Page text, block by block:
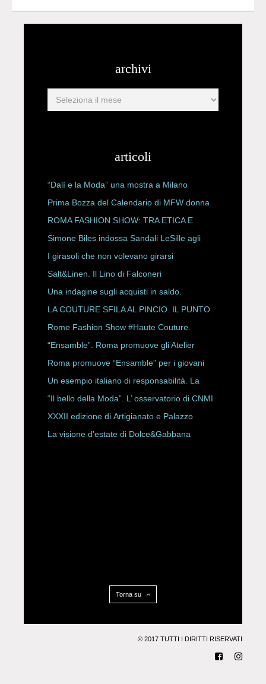
archivi
articoli
“Dalì e la Moda” una mostra a Milano
Prima Bozza del Calendario di MFW donna
P/E 2027
ROMA FASHION SHOW: TRA ETICA E
HAUTE COUTURE
Simone Biles indossa Sandali LeSille agli
ESPY Awards 2026
I girasoli che non volevano girarsi
Salt&Linen. Il Lino di Falconeri
Una indagine sugli acquisti in saldo.
LA COUTURE SFILA AL PINCIO. IL PUNTO
CON ALESSANDRO ONORATO E
ROBERTA ANGELILLI
Rome Fashion Show #Haute Couture.
“Ensamble”. Roma promuove gli Atelier
Storici
Roma promuove “Ensamble” per i giovani
Un esempio italiano di responsabilità. La
Rete Slow Fiber
“Il bello della Moda”. L’ osservatorio di CNMI
XXXII edizione di Artigianato e Palazzo
La visione d’estate di Dolce&Gabbana
Torna su
© 2017 TUTTI I DIRITTI RISERVATI